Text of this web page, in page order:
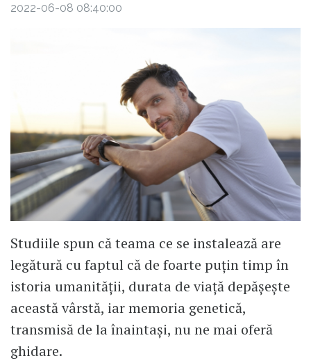
2022-06-08 08:40:00
Studiile spun că teama ce se instalează are
legătură cu faptul că de foarte puțin timp în
istoria umanității, durata de viață depășește
această vârstă, iar memoria genetică,
transmisă de la înaintași, nu ne mai oferă
ghidare.